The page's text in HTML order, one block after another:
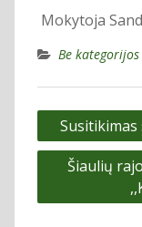
Mokytoja
Be kategorijos
Navigacija
tarp
įrašųŠiaulių